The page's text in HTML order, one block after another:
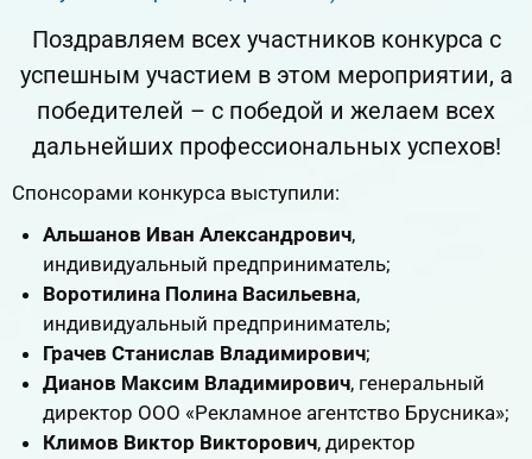
Поздравляем всех участников конкурса с
успешным участием в этом мероприятии, а
победителей – с победой и желаем всех
дальнейших профессиональных успехов!
Спонсорами конкурса выступили:
Альшанов Иван Александрович,
индивидуальный предприниматель;
Воротилина Полина Васильевна,
индивидуальный предприниматель;
Грачев Станислав Владимирович;
Дианов Максим Владимирович, генеральный
директор ООО «Рекламное агентство Брусника»;
Климов Виктор Викторович, директор